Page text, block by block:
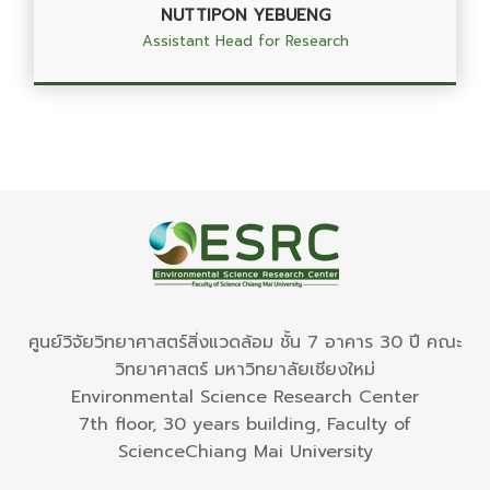
NUTTIPON YEBUENG
Assistant Head for Research
ศูนย์วิจัยวิทยาศาสตร์สิ่งแวดล้อม ชั้น 7 อาคาร 30 ปี คณะ
วิทยาศาสตร์ มหาวิทยาลัยเชียงใหม่
Environmental Science Research Center
7th floor, 30 years building, Faculty of
ScienceChiang Mai University